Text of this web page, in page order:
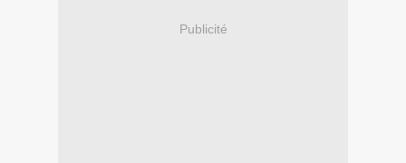
Publicité